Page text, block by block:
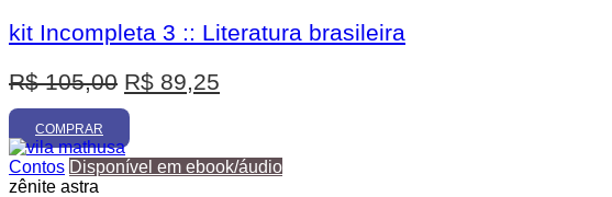
kit Incompleta 3 :: Literatura brasileira
R$105,00 O
preço
era:
R$ 89,25
é:
COMPRAR
Contos Disponível em ebook/áudio
zênite astra